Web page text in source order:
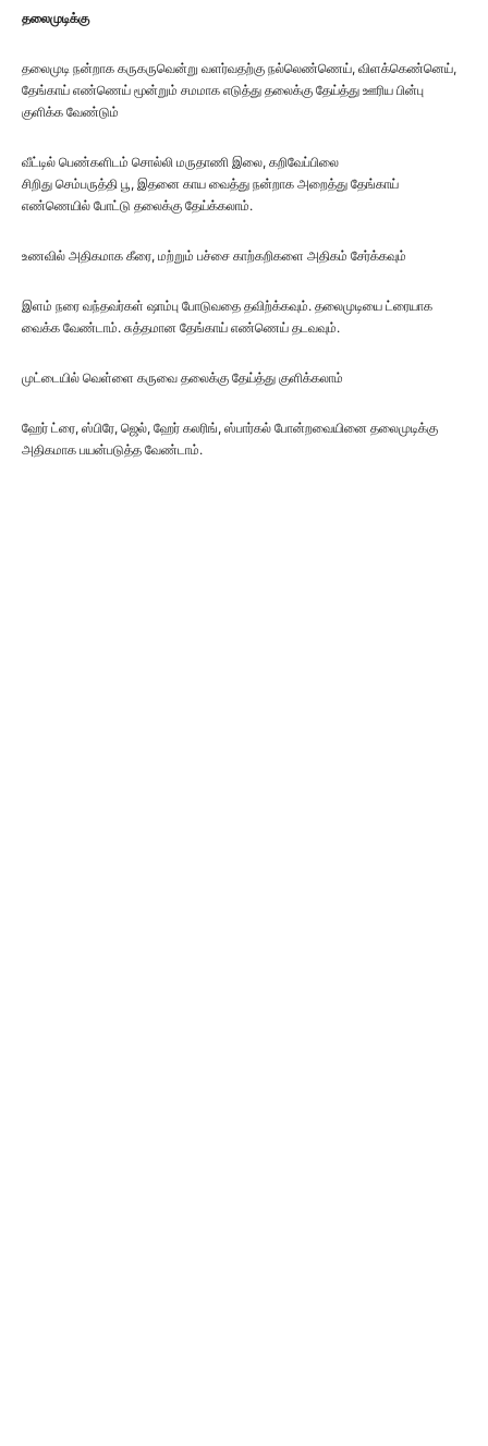
தலைமுடிக்கு
தலைமுடி நன்றாக கருகருவென்று வளர்வதற்கு நல்லெண்ணெய், விளக்கெண்னெய்,
தேங்காய் எண்ணெய் மூன்றும் சமமாக எடுத்து தலைக்கு தேய்த்து ஊரிய பின்பு
குளிக்க வேண்டும்
வீட்டில் பெண்களிடம் சொல்லி மருதாணி இலை, கறிவேப்பிலை
சிறிது செம்பருத்தி பூ, இதனை காய வைத்து நன்றாக அறைத்து தேங்காய்
எண்ணெயில் போட்டு தலைக்கு தேய்க்கலாம்.
உணவில் அதிகமாக கீரை, மற்றும் பச்சை காற்கறிகளை அதிகம் சேர்க்கவும்
இளம் நரை வந்தவர்கள் ஷாம்பு போடுவதை தவிற்க்கவும். தலைமுடியை ட்ரையாக
வைக்க வேண்டாம். சுத்தமான தேங்காய் எண்ணெய் தடவவும்.
முட்டையில் வெள்ளை கருவை தலைக்கு தேய்த்து குளிக்கலாம்
ஹேர் ட்ரை, ஸ்பிரே, ஜெல், ஹேர் கலரிங், ஸ்பார்கல் போன்றவையினை தலைமுடிக்கு
அதிகமாக பயன்படுத்த வேண்டாம்.